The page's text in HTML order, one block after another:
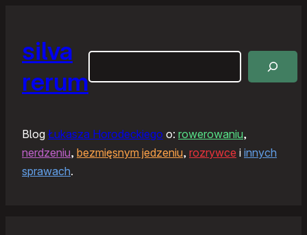
silva
rerum
Blog Łukasza Horodeckiego o: rowerowaniu,
nerdzeniu, bezmięsnym jedzeniu, rozrywce i innych
sprawach.